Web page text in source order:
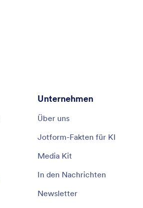
Unternehmen
Über uns
Jotform-Fakten für KI
Media Kit
In den Nachrichten
Newsletter